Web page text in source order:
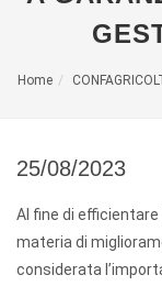
Home
25/08/2023
Al fine di
materia di
considerata